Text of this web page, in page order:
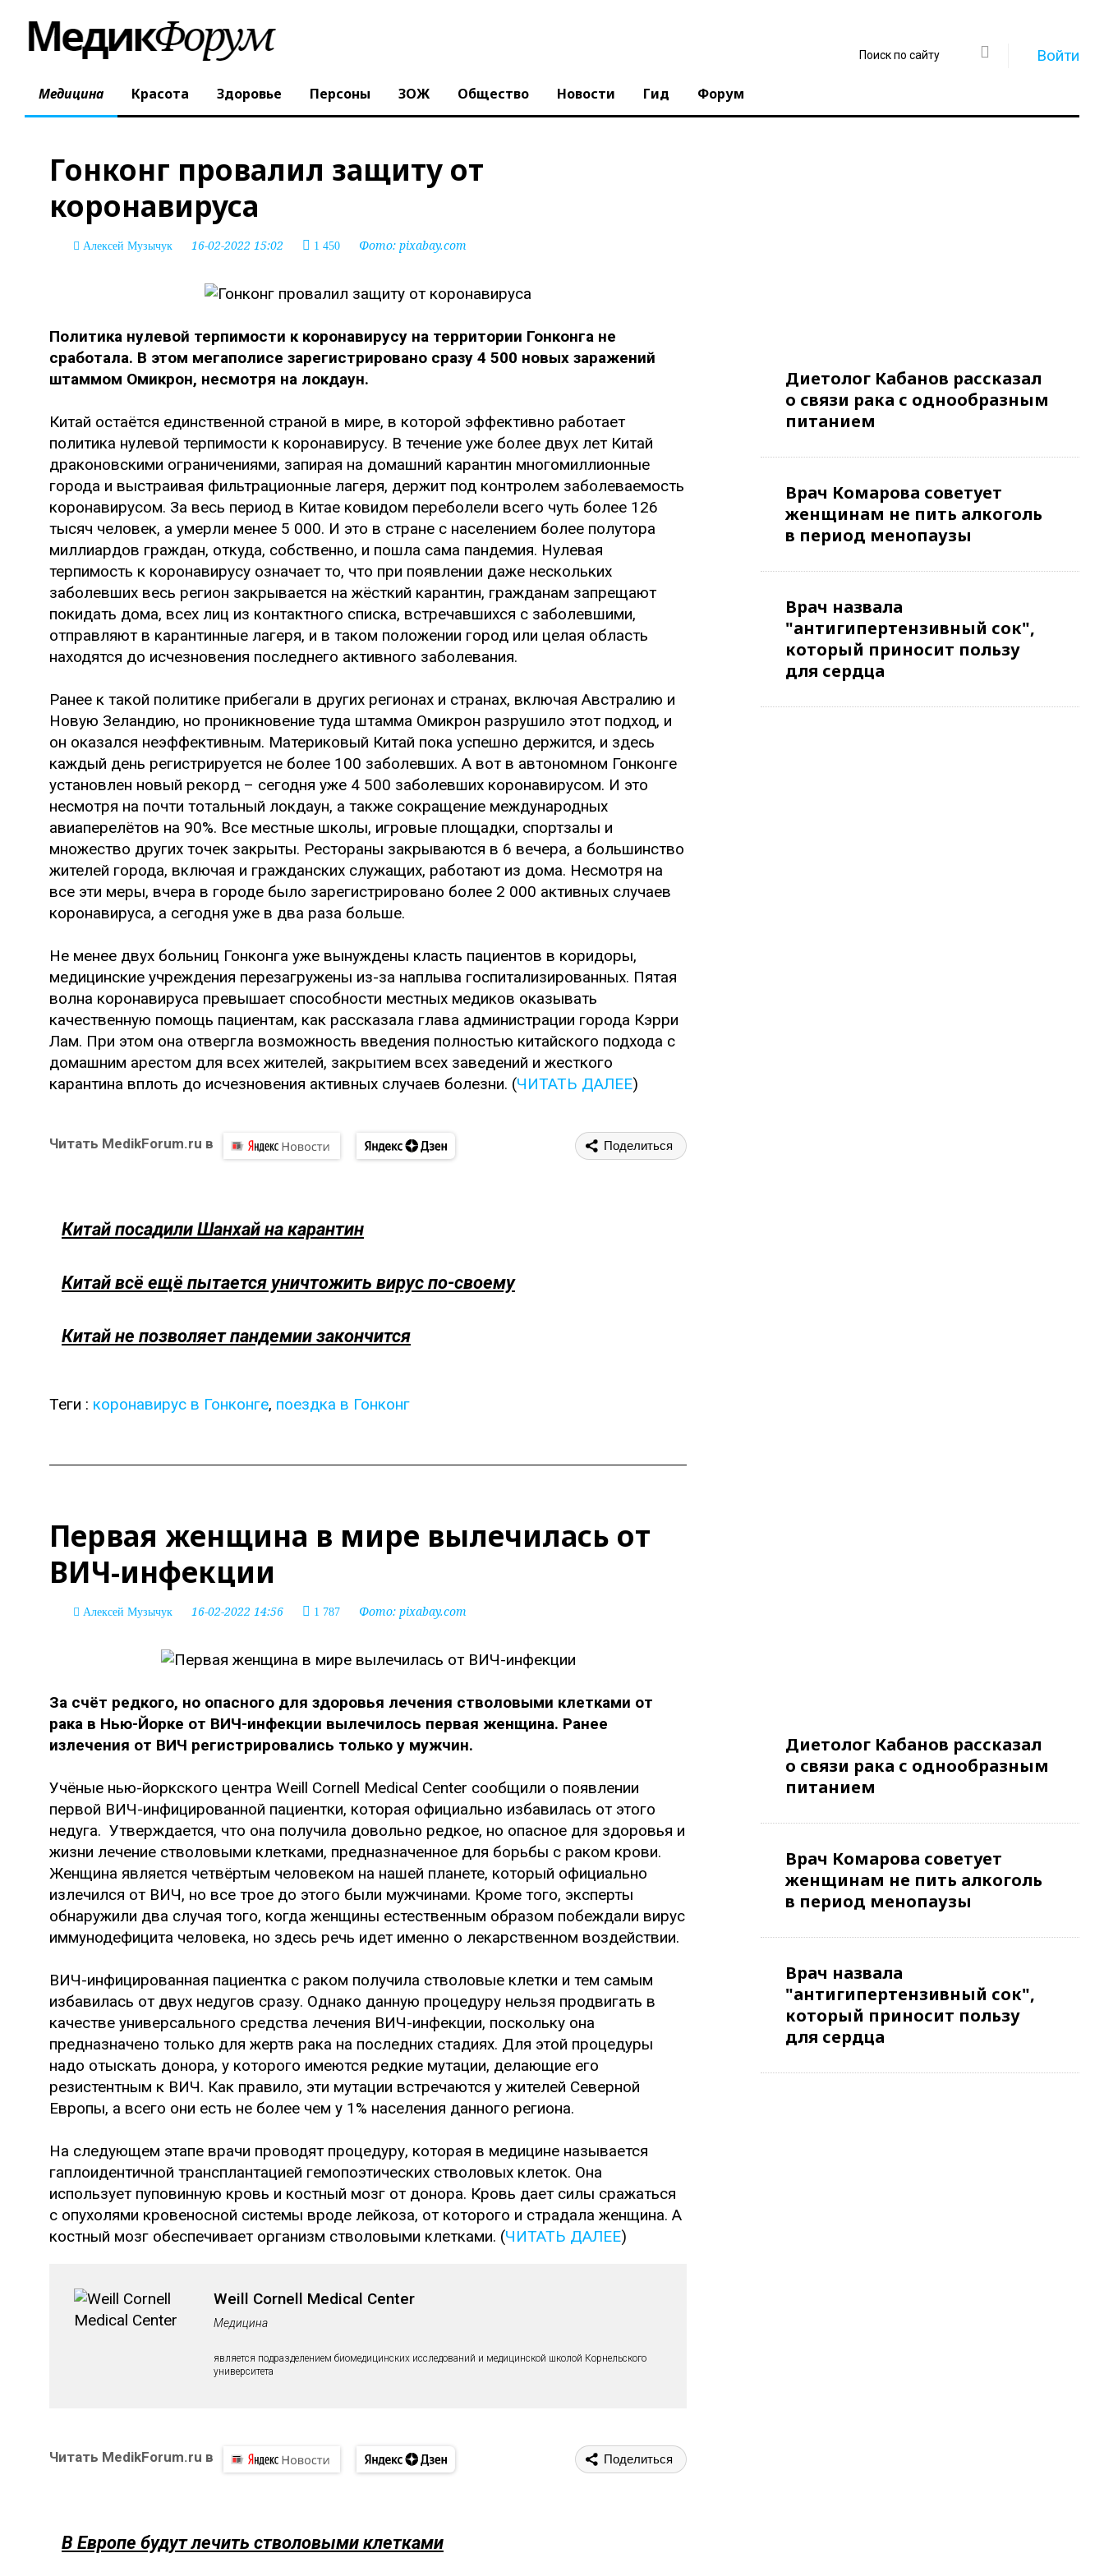
Войти
Медицина Красота Здоровье Персоны ЗОЖ Общество Новости Гид Форум
Гонконг провалил защиту от
коронавируса
Алексей Музычук 16-02-2022 15:02 1 450 Фото: pixabay.com
Политика нулевой терпимости к коронавирусу на территории Гонконга не
сработала. В этом мегаполисе зарегистрировано сразу 4 500 новых заражений
штаммом Омикрон, несмотря на локдаун.
Китай остаётся единственной страной в мире, в которой эффективно работает
политика нулевой терпимости к коронавирусу. В течение уже более двух лет Китай
драконовскими ограничениями, запирая на домашний карантин многомиллионные
города и выстраивая фильтрационные лагеря, держит под контролем заболеваемость
коронавирусом. За весь период в Китае ковидом переболели всего чуть более 126
тысяч человек, а умерли менее 5 000. И это в стране с населением более полутора
миллиардов граждан, откуда, собственно, и пошла сама пандемия. Нулевая
терпимость к коронавирусу означает то, что при появлении даже нескольких
заболевших весь регион закрывается на жёсткий карантин, гражданам запрещают
покидать дома, всех лиц из контактного списка, встречавшихся с заболевшими,
отправляют в карантинные лагеря, и в таком положении город или целая область
находятся до исчезновения последнего активного заболевания.
Ранее к такой политике прибегали в других регионах и странах, включая Австралию и
Новую Зеландию, но проникновение туда штамма Омикрон разрушило этот подход, и
он оказался неэффективным. Материковый Китай пока успешно держится, и здесь
каждый день регистрируется не более 100 заболевших. А вот в автономном Гонконге
установлен новый рекорд – сегодня уже 4 500 заболевших коронавирусом. И это
несмотря на почти тотальный локдаун, а также сокращение международных
авиаперелётов на 90%. Все местные школы, игровые площадки, спортзалы и
множество других точек закрыты. Рестораны закрываются в 6 вечера, а большинство
жителей города, включая и гражданских служащих, работают из дома. Несмотря на
все эти меры, вчера в городе было зарегистрировано более 2 000 активных случаев
коронавируса, а сегодня уже в два раза больше.
Не менее двух больниц Гонконга уже вынуждены класть пациентов в коридоры,
медицинские учреждения перезагружены из-за наплыва госпитализированных. Пятая
волна коронавируса превышает способности местных медиков оказывать
качественную помощь пациентам, как рассказала глава администрации города Кэрри
Лам. При этом она отвергла возможность введения полностью китайского подхода с
домашним арестом для всех жителей, закрытием всех заведений и жесткого
карантина вплоть до исчезновения активных случаев болезни. (ЧИТАТЬ ДАЛЕЕ)
Читать MedikForum.ru в Поделиться
Китай посадили Шанхай на карантин
Китай всё ещё пытается уничтожить вирус по-своему
Китай не позволяет пандемии закончится
Теги : коронавирус в Гонконге, поездка в Гонконг
Диетолог Кабанов рассказал
о связи рака с однообразным
питанием
Врач Комарова советует
женщинам не пить алкоголь
в период менопаузы
Врач назвала
"антигипертензивный сок",
который приносит пользу
для сердца
Первая женщина в мире вылечилась от
ВИЧ-инфекции
Алексей Музычук 16-02-2022 14:56 1 787 Фото: pixabay.com
За счёт редкого, но опасного для здоровья лечения стволовыми клетками от
рака в Нью-Йорке от ВИЧ-инфекции вылечилось первая женщина. Ранее
излечения от ВИЧ регистрировались только у мужчин.
Учёные нью-йоркского центра Weill Cornell Medical Center сообщили о появлении
первой ВИЧ-инфицированной пациентки, которая официально избавилась от этого
недуга. Утверждается, что она получила довольно редкое, но опасное для здоровья и
жизни лечение стволовыми клетками, предназначенное для борьбы с раком крови.
Женщина является четвёртым человеком на нашей планете, который официально
излечился от ВИЧ, но все трое до этого были мужчинами. Кроме того, эксперты
обнаружили два случая того, когда женщины естественным образом побеждали вирус
иммунодефицита человека, но здесь речь идет именно о лекарственном воздействии.
ВИЧ-инфицированная пациентка с раком получила стволовые клетки и тем самым
избавилась от двух недугов сразу. Однако данную процедуру нельзя продвигать в
качестве универсального средства лечения ВИЧ-инфекции, поскольку она
предназначено только для жертв рака на последних стадиях. Для этой процедуры
надо отыскать донора, у которого имеются редкие мутации, делающие его
резистентным к ВИЧ. Как правило, эти мутации встречаются у жителей Северной
Европы, а всего они есть не более чем у 1% населения данного региона.
На следующем этапе врачи проводят процедуру, которая в медицине называется
гаплоидентичной трансплантацией гемопоэтических стволовых клеток. Она
использует пуповинную кровь и костный мозг от донора. Кровь дает силы сражаться
с опухолями кровеносной системы вроде лейкоза, от которого и страдала женщина. А
костный мозг обеспечивает организм стволовыми клетками. (ЧИТАТЬ ДАЛЕЕ)
Weill Cornell Medical Center
Медицина
является подразделением биомедицинских исследований и медицинской школой Корнельского
университета
Читать MedikForum.ru в Поделиться
В Европе будут лечить стволовыми клетками
Диетолог Кабанов рассказал
о связи рака с однообразным
питанием
Врач Комарова советует
женщинам не пить алкоголь
в период менопаузы
Врач назвала
"антигипертензивный сок",
который приносит пользу
для сердца